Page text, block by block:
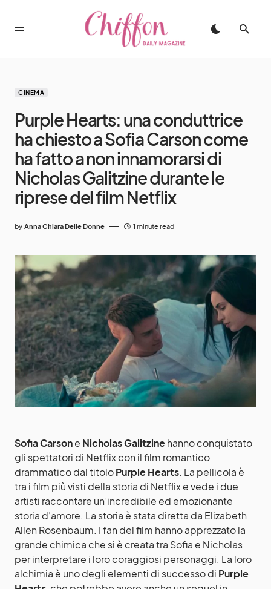
CINEMA
Purple Hearts: una conduttrice
ha chiesto a Sofia Carson come
ha fatto a non innamorarsi di
Nicholas Galitzine durante le
riprese del film Netflix
by Anna Chiara Delle Donne 1 minute read
Sofia Carsone Nicholas Galitzinehanno conquistato
gli spettatori di Netflix con il film romantico
drammatico dal titoloPurple Hearts. La pellicola è
tra i film più visti della storia di Netflix e vede i due
artisti raccontare un’incredibile ed emozionante
storia d’amore. La storia è stata diretta da Elizabeth
Allen Rosenbaum. I fan del film hanno apprezzato la
grande chimica che si è creata tra Sofia e Nicholas
per interpretare i loro coraggiosi personaggi. La loro
alchimia è uno degli elementi di successo di Purple